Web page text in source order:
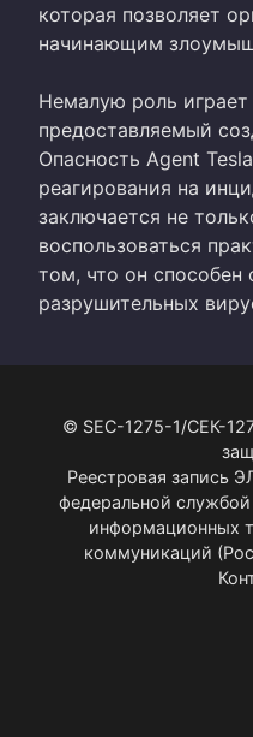
которая позволяет
начинающим
Немалую роль играет
предоставляемый
Опасность Agent
реагирования на
заключается не
воспользоваться
том, что он способен
разрушительных
© SEC-1275-1/СЕК-
Реестровая запись
федеральной службой
информационных
коммуникаций